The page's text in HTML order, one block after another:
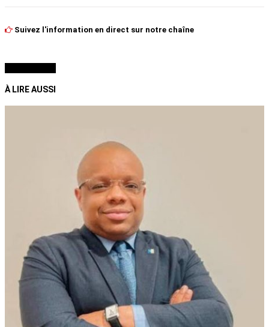
Suivez l'information en direct sur notre chaîne
À LIRE AUSSI